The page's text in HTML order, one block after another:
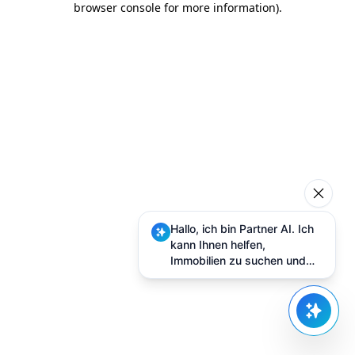
browser console for more information).
Hallo, ich bin Partner AI. Ich
kann Ihnen helfen,
Immobilien zu suchen und
Besuche zu planen.